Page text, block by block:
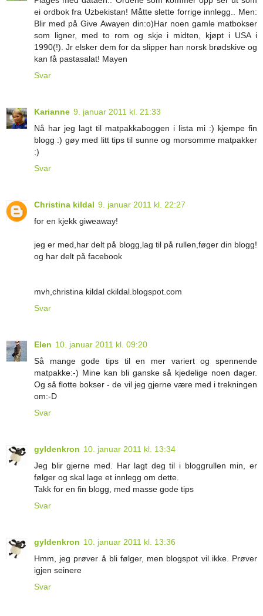
ei ordbok fra Uzbekistan! Måtte slette forrige innlegg.. Men:
Blir med på Give Awayen din:o)Har noen gamle matbokser
som ligner, med to rom og skje i midten, kjøpt i USA i
1990(!). Jr elsker dem for da slipper han norsk brødskive og
kan få pastasalat! Mayen
Svar
Karianne 9. januar 2011 kl. 21:33
Nå har jeg lagt til matpakkaboggen i lista mi :) kjempe fin
blogg :) gøy med litt tips til sunne og morsomme matpakker
:)
Svar
Christina kildal 9. januar 2011 kl. 22:27
for en kjekk giweaway!
jeg er med,har delt på blogg,lag til på rullen,føger din blogg!
og har delt på facebook
mvh,christina kildal ckildal.blogspot.com
Svar
Elen 10. januar 2011 kl. 09:20
Så mange gode tips til en mer variert og spennende
matpakke:-) Mine kan bli ganske så kjedelige noen dager.
Og så flotte bokser - de vil jeg gjerne være med i trekningen
om:-D
Svar
gyldenkron 10. januar 2011 kl. 13:34
Jeg blir gjerne med. Har lagt deg til i bloggrullen min, er
følger og skal lage et innlegg om dette.
Takk for en fin blogg, med masse gode tips
Svar
gyldenkron 10. januar 2011 kl. 13:36
Hmm, jeg prøver å bli følger, men blogspot vil ikke. Prøver
igjen seinere
Svar